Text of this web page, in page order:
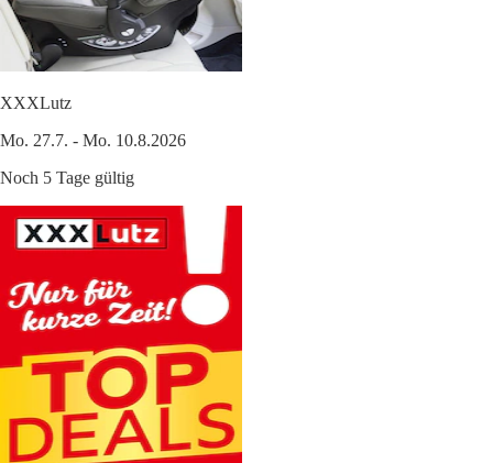
XXXLutz
Mo. 27.7. - Mo. 10.8.2026
Noch 5 Tage gültig